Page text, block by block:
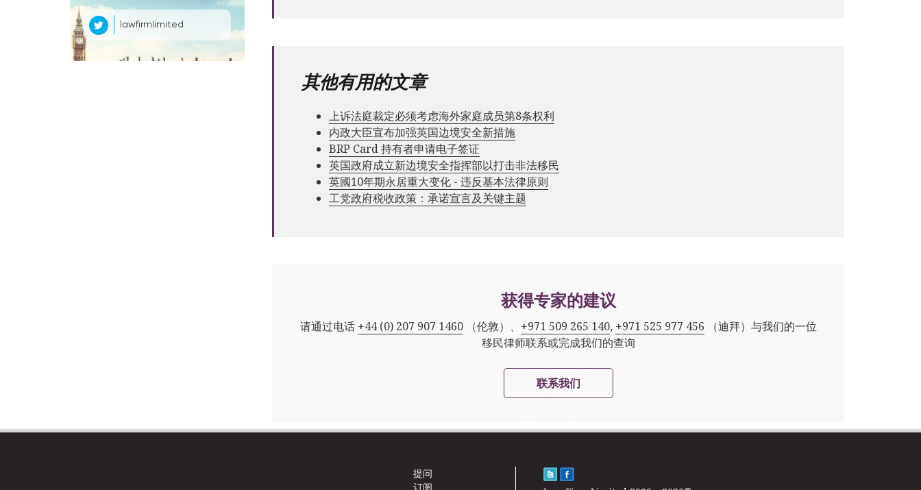
lawfirmlimited
其他有用的文章
上诉法庭裁定必须考虑海外家庭成员第8条权利
内政大臣宣布加强英国边境安全新措施
BRP Card 持有者申请电子签证
英国政府成立新边境安全指挥部以打击非法移民
英國10年期永居重大变化 - 违反基本法律原则
工党政府税收政策：承诺宣言及关键主题
获得专家的建议
请通过电话 +44 (0) 207 907 1460（伦敦）、 +971 509 265 140, +971 525 977 456 （迪拜）与我们的一位
移民律师联系或完成我们的查询
联系我们
提问
订阅